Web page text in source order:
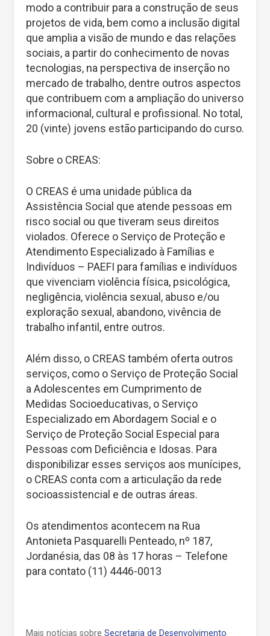
modo a contribuir para a construção de seus
projetos de vida, bem como a inclusão digital
que amplia a visão de mundo e das relações
sociais, a partir do conhecimento de novas
tecnologias, na perspectiva de inserção no
mercado de trabalho, dentre outros aspectos
que contribuem com a ampliação do universo
informacional, cultural e profissional. No total,
20 (vinte) jovens estão participando do curso.
Sobre o CREAS:
O CREAS é uma unidade pública da
Assistência Social que atende pessoas em
risco social ou que tiveram seus direitos
violados. Oferece o Serviço de Proteção e
Atendimento Especializado à Famílias e
Indivíduos – PAEFI para famílias e indivíduos
que vivenciam violência física, psicológica,
negligência, violência sexual, abuso e/ou
exploração sexual, abandono, vivência de
trabalho infantil, entre outros.
Além disso, o CREAS também oferta outros
serviços, como o Serviço de Proteção Social
a Adolescentes em Cumprimento de
Medidas Socioeducativas, o Serviço
Especializado em Abordagem Social e o
Serviço de Proteção Social Especial para
Pessoas com Deficiência e Idosas. Para
disponibilizar esses serviços aos munícipes,
o CREAS conta com a articulação da rede
socioassistencial e de outras áreas.
Os atendimentos acontecem na Rua
Antonieta Pasquarelli Penteado, nº 187,
Jordanésia, das 08 às 17 horas – Telefone
para contato (11) 4446-0013
Mais notícias sobre Secretaria de Desenvolvimento